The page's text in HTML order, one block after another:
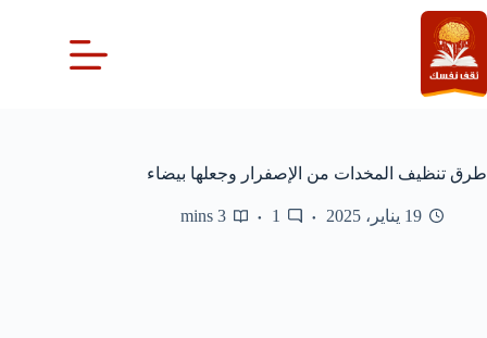
التجاوز
إلى
المحتوى
طرق تنظيف المخدات من الإصفرار وجعلها بيضاء
19 يناير، 2025 1
3 mins